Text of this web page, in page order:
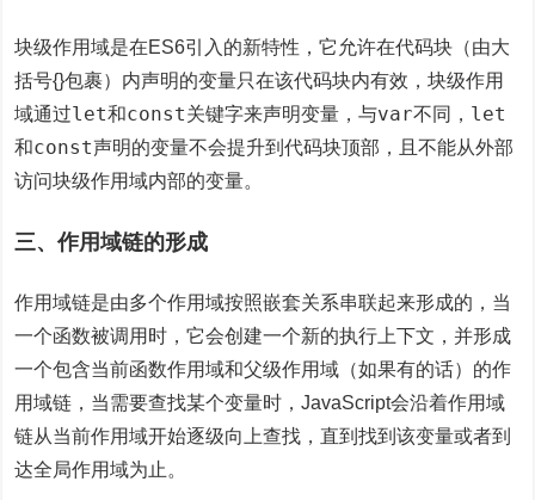
块级作用域是在ES6引入的新特性，它允许在代码块（由大
括号{}包裹）内声明的变量只在该代码块内有效，块级作用
域通过let和const关键字来声明变量，与var不同， let
和const声明的变量不会提升到代码块顶部，且不能从外部
访问块级作用域内部的变量。
三、作用域链的形成
作用域链是由多个作用域按照嵌套关系串联起来形成的，当
一个函数被调用时，它会创建一个新的执行上下文，并形成
一个包含当前函数作用域和父级作用域（如果有的话）的作
用域链，当需要查找某个变量时，JavaScript会沿着作用域
链从当前作用域开始逐级向上查找，直到找到该变量或者到
达全局作用域为止。